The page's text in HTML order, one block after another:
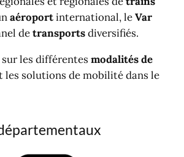
aéroportinternational, leVar
detransportsdiversifiés.
sur les différentesmodalités de
les solutions de mobilité dans le